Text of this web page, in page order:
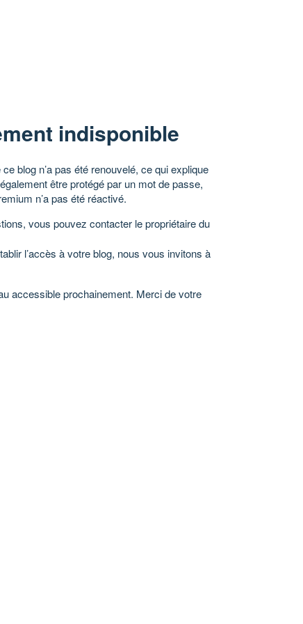
indisponible
blog n’a pas été renouvelé, ce qui explique
être protégé par un mot de passe,
n’a pas été réactivé.
vous pouvez contacter le propriétaire du
l’accès à votre blog, nous vous invitons à
accessible prochainement. Merci de votre